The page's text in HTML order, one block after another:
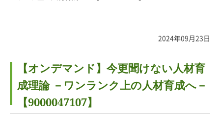
2024年09月23日
【オンデマンド】今更聞けない人材育
成理論 －ワンランク上の人材育成へ－
【9000047107】